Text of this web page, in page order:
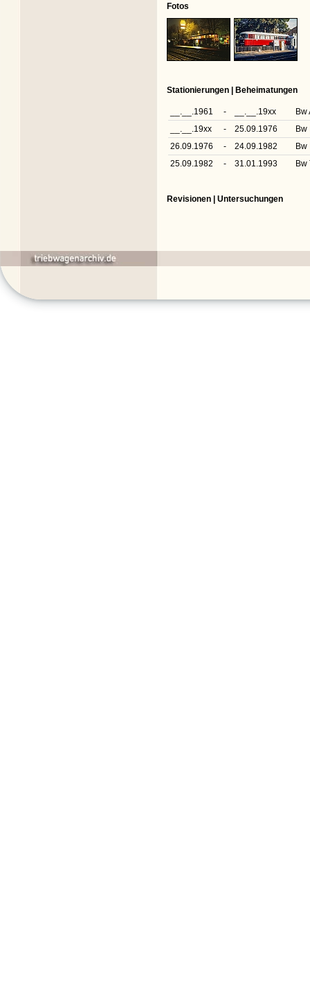
Fotos
Stationierungen | Beheimatungen
__.__.1961 - __.__.19xx
Bw
__.__.19xx
- 25.09.1976
Bw
26.09.1976
- 24.09.1982
Bw
25.09.1982
- 31.01.1993 Bw
Revisionen | Untersuchungen